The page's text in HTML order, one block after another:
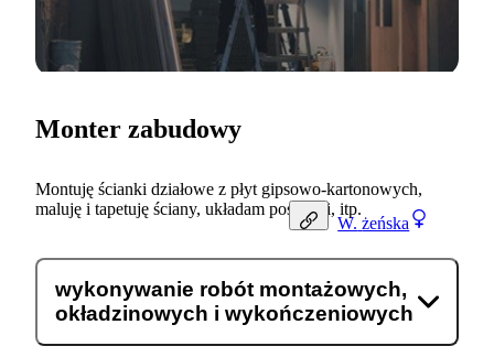
W. żeńska
Monter zabudowy
Montuję ścianki działowe z płyt gipsowo-kartonowych,
maluję i tapetuję ściany, układam posadzki, itp.
wykonywanie robót montażowych,
okładzinowych i wykończeniowych